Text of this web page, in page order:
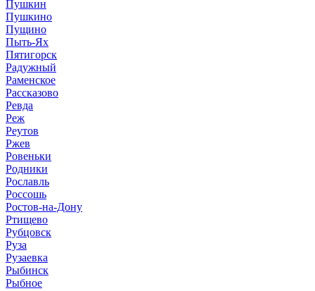
Пушкин
Пушкино
Пущино
Пыть-Ях
Пятигорск
Радужный
Раменское
Рассказово
Ревда
Реж
Реутов
Ржев
Ровеньки
Родники
Рославль
Россошь
Ростов-на-Дону
Ртищево
Рубцовск
Руза
Рузаевка
Рыбинск
Рыбное